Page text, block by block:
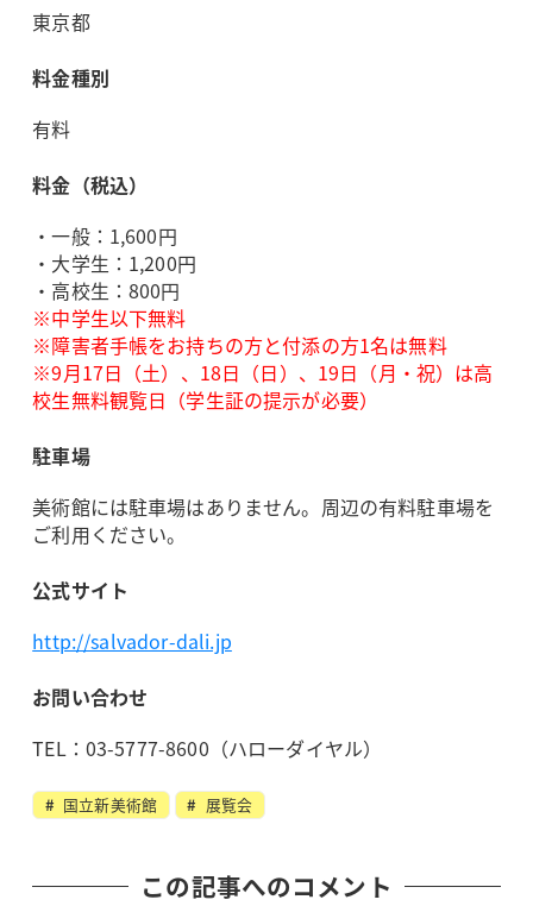
東京都
料金種別
有料
料金（税込）
・一般：1,600円
・大学生：1,200円
・高校生：800円
※中学生以下無料
※障害者手帳をお持ちの方と付添の方1名は無料
※9月17日（土）、18日（日）、19日（月・祝）は高
校生無料観覧日（学生証の提示が必要）
駐車場
美術館には駐車場はありません。周辺の有料駐車場を
ご利用ください。
公式サイト
http://salvador-dali.jp
お問い合わせ
TEL：03-5777-8600（ハローダイヤル）
国立新美術館 展覧会
この記事へのコメント